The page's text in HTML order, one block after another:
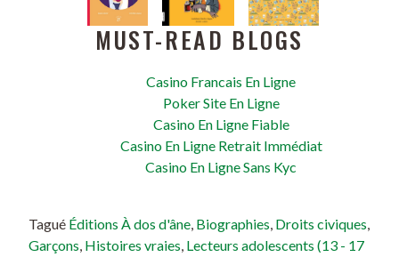
MUST-READ BLOGS
Casino Francais En Ligne
Poker Site En Ligne
Casino En Ligne Fiable
Casino En Ligne Retrait Immédiat
Casino En Ligne Sans Kyc
Tagué Éditions À dos d'âne, Biographies, Droits civiques,
Garçons, Histoires vraies, Lecteurs adolescents (13 - 17